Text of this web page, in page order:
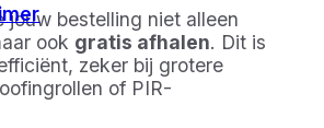
jouw bestelling niet alleen
ook gratis afhalen. Dit is
zeker bij grotere
of PIR-